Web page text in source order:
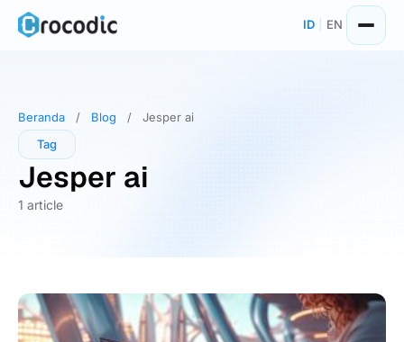
Skip
ID EN
Beranda / Blog /
Jesper ai
Tag
Jesper ai
1 article